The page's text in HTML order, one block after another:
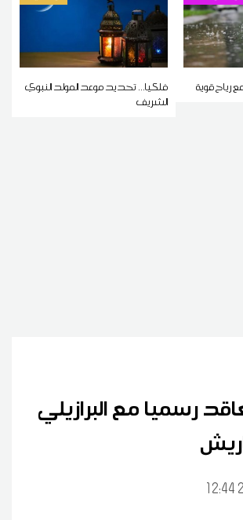
رياح قوية
فلكيا... تحديد موعد المولد النبوي
الشريف
رسميا مع البرازيلي